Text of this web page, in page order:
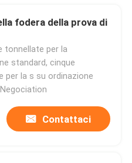
fodera della prova di
tonnellate per la
standard, cinque
per la s su ordinazione
Contattaci